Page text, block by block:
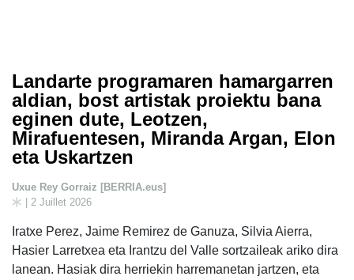
Landarte programaren hamargarren
aldian, bost artistak proiektu bana
eginen dute, Leotzen,
Mirafuentesen, Miranda Argan, Elon
eta Uskartzen
Uxue Rey Gorraiz [BERRIA.eus]
| 2 Juillet 2026
Iratxe Perez, Jaime Remirez de Ganuza, Silvia Aierra,
Hasier Larretxea eta Irantzu del Valle sortzaileak ariko dira
lanean. Hasiak dira herriekin harremanetan jartzen, eta